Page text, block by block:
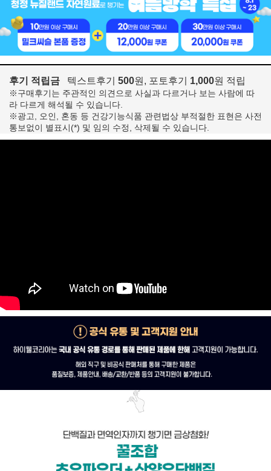
후기 적립금 텍스트후기 500원, 포토후기 1,000원 적립
※구매후기는 주관적인 의견으로 사실과 다르거나 보는 사람에 따
라 다르게 해석될 수 있습니다.
※광고, 오인, 혼동 등 건강기능식품 관련법상 부적절한 표현은 사전
통보없이 별표시(*) 및 임의 수정, 삭제될 수 있습니다.